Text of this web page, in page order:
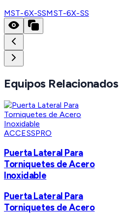
MST-6X-SSMST-6X-SS
Equipos Relacionados
ACCESSPRO
Puerta Lateral Para
Torniquetes de Acero
Inoxidable
Puerta Lateral Para
Torniquetes de Acero